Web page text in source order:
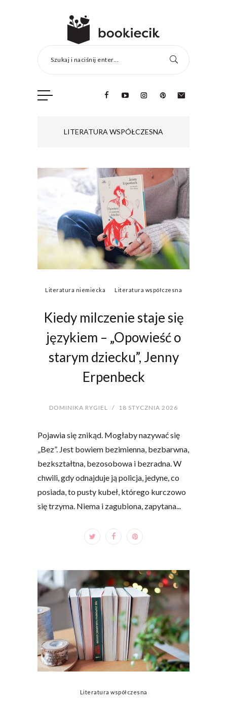
Szukaj i naciśnij enter...
LITERATURA WSPÓŁCZESNA
Literatura niemiecka Literatura współczesna
Kiedy milczenie staje się
językiem – „Opowieść o
starym dziecku”, Jenny
Erpenbeck
DOMINIKA RYGIEL / 18 STYCZNIA 2026
Pojawia się znikąd. Mogłaby nazywać się
„Bez”. Jest bowiem bezimienna, bezbarwna,
bezkształtna, bezosobowa i bezradna. W
chwili, gdy odnajduje ją policja, jedyne, co
posiada, to pusty kubeł, którego kurczowo
się trzyma. Niema i zagubiona, zapytana...
Literatura współczesna